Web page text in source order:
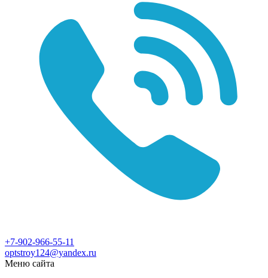
+7-902-966-55-11
optstroy124@yandex.ru
Меню сайта